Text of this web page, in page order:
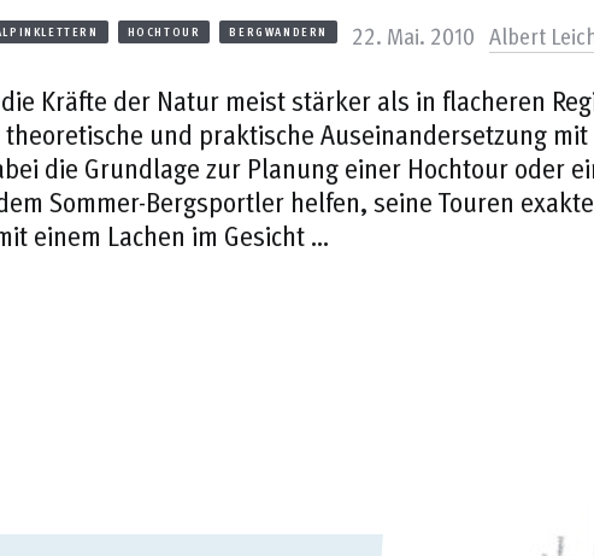
HOCHTOUR BERGWANDERN 22. Mai. 2010 Albert
Kräfte der Natur meist stärker als in flacheren
und praktische Auseinandersetzung
die Grundlage zur Planung einer Hochtour oder
Sommer-Bergsportler helfen, seine Touren
einem Lachen im Gesicht …